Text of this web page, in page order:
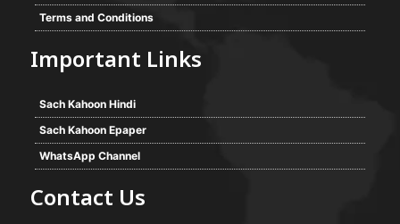
Terms and Conditions
Important Links
Sach Kahoon Hindi
Sach Kahoon Epaper
WhatsApp Channel
Contact Us